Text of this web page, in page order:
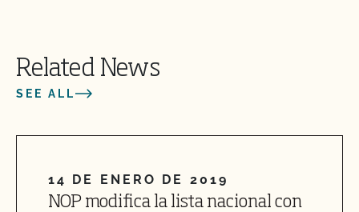
Related News
SEE ALL
14 DE ENERO DE 2019
NOP modifica la lista nacional con